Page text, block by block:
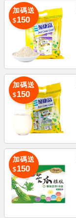
加碼送
$150
加碼送
$150
加碼送
$150